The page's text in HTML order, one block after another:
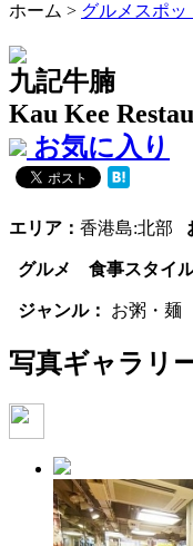
ホーム > グルメスポッ
九記牛腩
Kau Kee
お気に入り
エリア： 香港島:北部
グルメ 食事スタイル
ジャンル： お粥・麺
写真ギャラリ